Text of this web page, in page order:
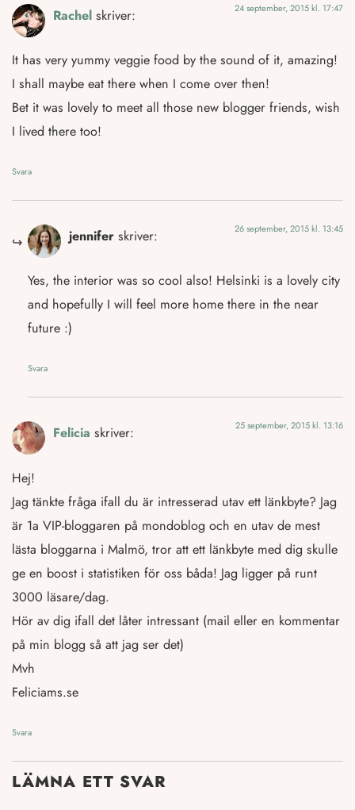
Rachel skriver: 24 september, 2015 kl. 17:47
It has very yummy veggie food by the sound of it, amazing!
I shall maybe eat there when I come over then!
Bet it was lovely to meet all those new blogger friends, wish
I lived there too!
Svara
jennifer skriver: 26 september, 2015 kl. 13:45
Yes, the interior was so cool also! Helsinki is a lovely city
and hopefully I will feel more home there in the near
future :)
Svara
Felicia skriver: 25 september, 2015 kl. 13:16
Hej!
Jag tänkte fråga ifall du är intresserad utav ett länkbyte? Jag
är 1a VIP-bloggaren på mondoblog och en utav de mest
lästa bloggarna i Malmö, tror att ett länkbyte med dig skulle
ge en boost i statistiken för oss båda! Jag ligger på runt
3000 läsare/dag.
Hör av dig ifall det låter intressant (mail eller en kommentar
på min blogg så att jag ser det)
Mvh
Feliciams.se
Svara
LÄMNA ETT SVAR